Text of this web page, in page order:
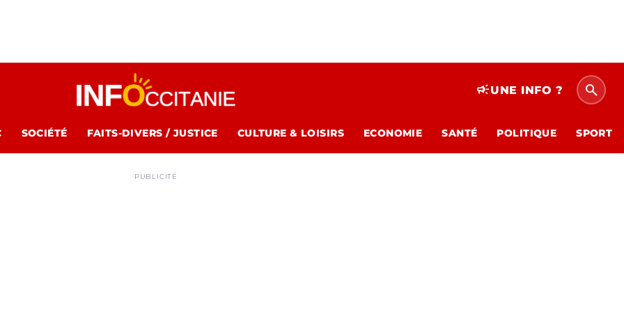
campaignUNE INFO ? search
SOCIÉTÉ FAITS-DIVERS / JUSTICE CULTURE & LOISIRS ECONOMIE SANTÉ POLITIQUE SPORT
PUBLICITÉ